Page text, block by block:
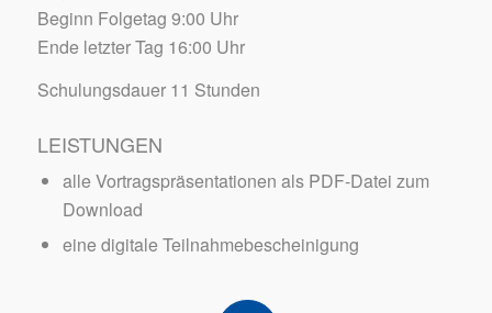
Beginn Folgetag 9:00 Uhr
Ende letzter Tag 16:00 Uhr
Schulungsdauer 11 Stunden
LEISTUNGEN
alle Vortragspräsentationen als PDF-Datei zum
Download
eine digitale Teilnahmebescheinigung